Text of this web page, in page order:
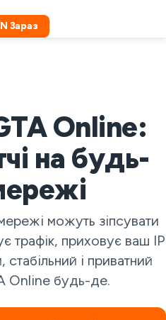
Зараз
Online:
на будь-
можуть зіпсувати
трафік, приховує ваш IP
і приватний
Online будь-де.